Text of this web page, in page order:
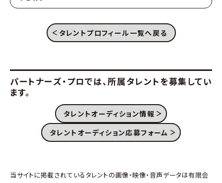
タレントプロフィール一覧へ戻る
パートナーズ・プロでは、 所属タレントを募集してい
ます。
タレントオーディション情報
タレントオーディション応募フォーム
当サイトに掲載されているタレントの画像・映像・音声データは有限会